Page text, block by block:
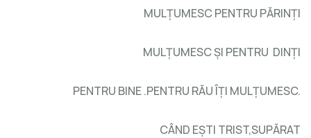
MULŢUMESC PENTRU PĂRINŢI
MULŢUMESC ŞI PENTRU DINŢI
PENTRU BINE .PENTRU RĂU ÎŢI MULŢUMESC.
CÂND EŞTI TRIST,SUPĂRAT